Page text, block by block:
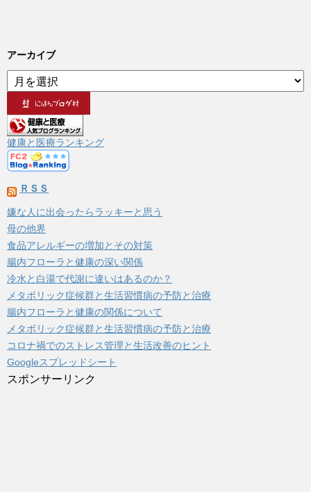
アーカイブ
ア
ー
イ
ブ
健康と医療ランキング
ＲＳＳ
嫌な人に出会ったらラッキーと思う
母の他界
食品アレルギーの増加とその対策
腸内フローラと健康の深い関係
冷水と白湯で代謝に違いはあるのか？
メタボリック症候群と生活習慣病の予防と治療
腸内フローラと健康の関係について
メタボリック症候群と生活習慣病の予防と治療
コロナ禍でのストレス管理と生活改善のヒント
Googleスプレッドシート
スポンサーリンク